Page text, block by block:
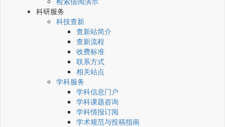
科研服务
科技查新
查新站简介
查新流程
收费标准
联系方式
相关站点
学科服务
学科信息门户
学科课题咨询
学科情报订阅
学术规范与投稿指南